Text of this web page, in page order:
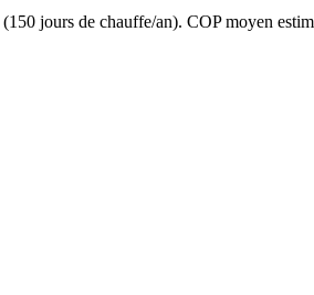
(150 jours de chauffe/an). COP moyen